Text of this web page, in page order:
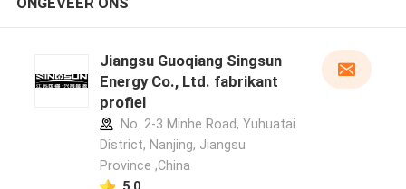
Jiangsu Guoqiang Singsun
Energy Co., Ltd. fabrikant
profiel
No. 2-3 Minhe Road, Yuhuatai
District, Nanjing, Jiangsu
Province ,China